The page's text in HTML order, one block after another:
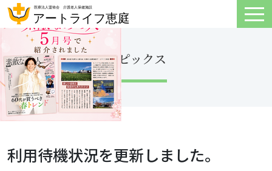
トピックス
利用待機状況を更新しました。